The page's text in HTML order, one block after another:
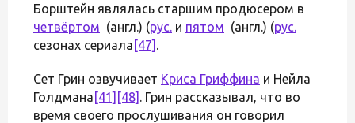
Борштейн являлась старшим продюсером в
четвёртом (англ.) (рус. и пятом (англ.) (рус.
сезонах сериала [47] .
Сет Грин озвучивает Криса Гриффина и Нейла
Голдмана [41] [48] . Грин рассказывал, что во
время своего прослушивания он говорил